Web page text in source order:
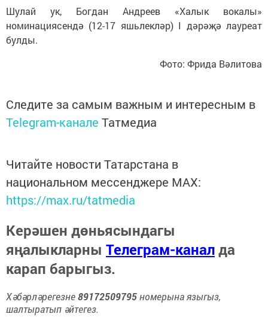
Шулай ук, Богдан Андреев «Халык вокалы»
номинациясендә (12-17 яшьлекләр) I дәрәҗә лауреат
булды.
Фото: Фрида Вәлитова
Следите за самым важным и интересным в
Telegram-канале Татмедиа
Читайте новости Татарстана в
национальном мессенджере MАХ:
https://max.ru/tatmedia
Керәшен дөньясындагы
яңалыкларны Телеграм-каналда
карап барыгыз.
Хәбәрләрегезне89172509795номерына языгыз,
шалтыратып әйтегез.